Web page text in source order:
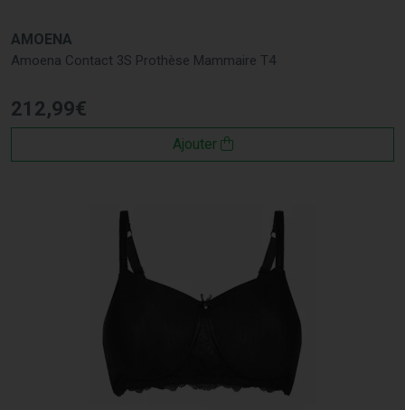
AMOENA
Amoena Contact 3S Prothèse Mammaire T4
212,99€
Ajouter